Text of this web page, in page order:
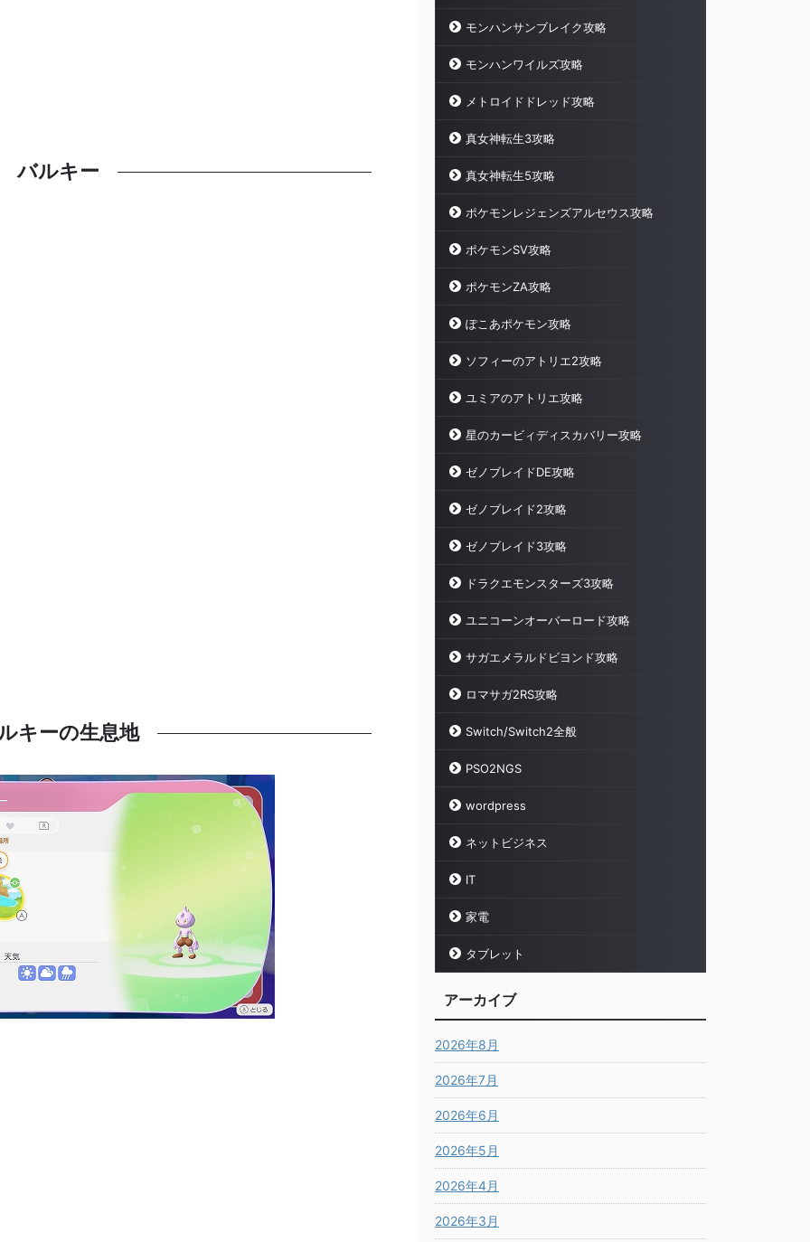
バルキー
キーの生息地
モンハンサンブレイク攻略
モンハンワイルズ攻略
メトロイドドレッド攻略
真女神転生3攻略
真女神転生5攻略
ポケモンレジェンズアルセウス攻略
ポケモンSV攻略
ポケモンZA攻略
ぽこあポケモン攻略
ソフィーのアトリエ2攻略
ユミアのアトリエ攻略
星のカービィディスカバリー攻略
ゼノブレイドDE攻略
ゼノブレイド2攻略
ゼノブレイド3攻略
ドラクエモンスターズ3攻略
ユニコーンオーバーロード攻略
サガエメラルドビヨンド攻略
ロマサガ2RS攻略
Switch/Switch2全般
PSO2NGS
wordpress
ネットビジネス
IT
家電
タブレット
アーカイブ
2026年8月
2026年7月
2026年6月
2026年5月
2026年4月
2026年3月